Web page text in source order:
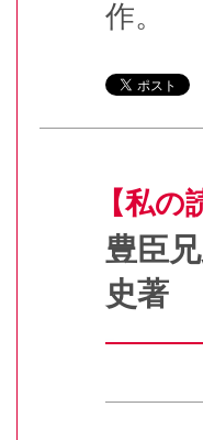
作。
【私の
豊臣
史著